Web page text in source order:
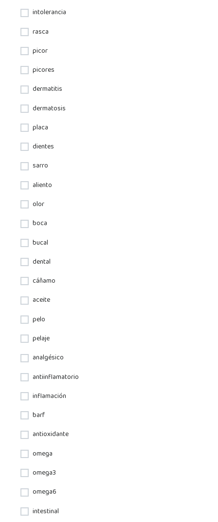
intolerancia
rasca
picor
picores
dermatitis
dermatosis
placa
dientes
sarro
aliento
olor
boca
bucal
dental
cáñamo
aceite
pelo
pelaje
analgésico
antiinflamatorio
inflamación
barf
antioxidante
omega
omega3
omega6
intestinal